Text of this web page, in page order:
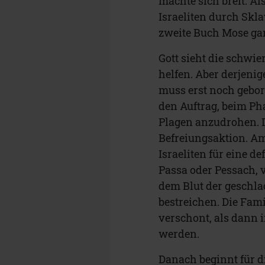
Israeliten durch
zweite Buch Mose
Gott sieht die
helfen. Aber
muss erst noch
den Auftrag, beim
Plagen anzudrohen.
Befreiungsaktion.
Israeliten für eine
Passa oder
dem Blut der
bestreichen. Die
verschont, als dann
werden.
Danach beginnt für